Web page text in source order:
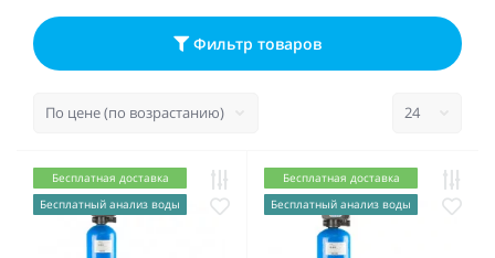
Фильтр товаров
Бесплатная доставка
Бесплатный анализ воды
Бесплатная доставка
Бесплатный анализ воды